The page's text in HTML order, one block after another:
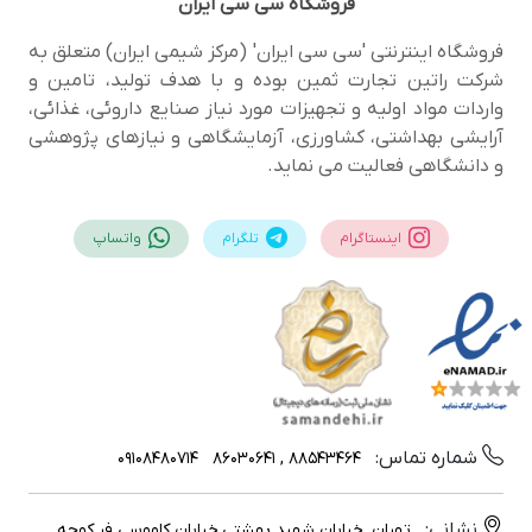
فروشگاهسی سی ایران
فروشگاه اینترنتی 'سی سی ایران' (مرکز شیمی ایران) متعلق به
شرکت راتین تجارت ثمین بوده و با هدف تولید، تامین و
واردات مواد اولیه و تجهیزات مورد نیاز صنایع داروئی، غذائی،
آرایشی بهداشتی، کشاورزی، آزمایشگاهی و نیازهای پژوهشی
و دانشگاهی فعالیت می نماید.
اینستاگرام تلگرام واتساپ
شماره تماس: 88543464 , 86030641
09108480714